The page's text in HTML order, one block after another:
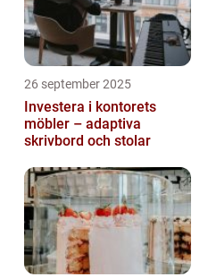
26 september 2025
Investera i kontorets
möbler – adaptiva
skrivbord och stolar